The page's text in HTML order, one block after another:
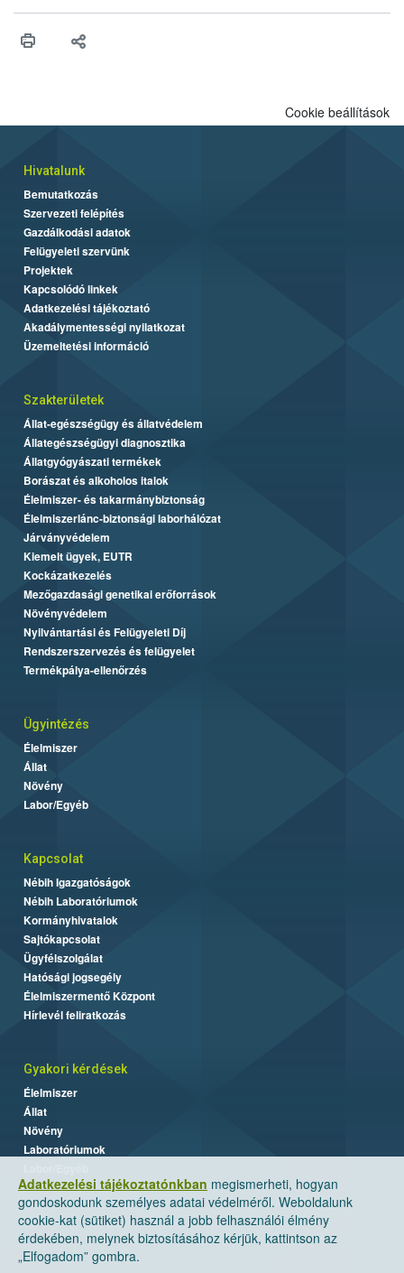
vonni az ebek viselkedésének megítélésében jártas szakértőt.
Adatkezelési tájékoztatónkban megismerheti, hogyan
gondoskodunk személyes adatai védelméről. Weboldalunk
cookie-kat (sütiket) használ a jobb felhasználói élmény
érdekében, melynek biztosításához kérjük, kattintson az
„Elfogadom” gombra.
Cookie beállítások
Hivatalunk
Bemutatkozás
Szervezeti felépítés
Gazdálkodási adatok
Felügyeleti szervünk
Projektek
Kapcsolódó linkek
Adatkezelési tájékoztató
Akadálymentességi nyilatkozat
Üzemeltetési információ
Szakterületek
Állat-egészségügy és állatvédelem
Állategészségügyi diagnosztika
Állatgyógyászati termékek
Borászat és alkoholos italok
Élelmiszer- és takarmánybiztonság
Élelmiszerlánc-biztonsági laborhálózat
Járványvédelem
Kiemelt ügyek, EUTR
Kockázatkezelés
Mezőgazdasági genetikai erőforrások
Növényvédelem
Nyilvántartási és Felügyeleti Díj
Rendszerszervezés és felügyelet
Termékpálya-ellenőrzés
Ügyintézés
Élelmiszer
Állat
Növény
Labor/Egyéb
Kapcsolat
Nébih Igazgatóságok
Nébih Laboratóriumok
Kormányhivatalok
Sajtókapcsolat
Ügyfélszolgálat
Hatósági jogsegély
Élelmiszermentő Központ
Hírlevél feliratkozás
Gyakori kérdések
Élelmiszer
Állat
Növény
Laboratóriumok